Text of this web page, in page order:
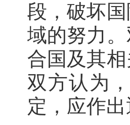
段，破坏
域的努力
合国及其
双方认为
定，应作